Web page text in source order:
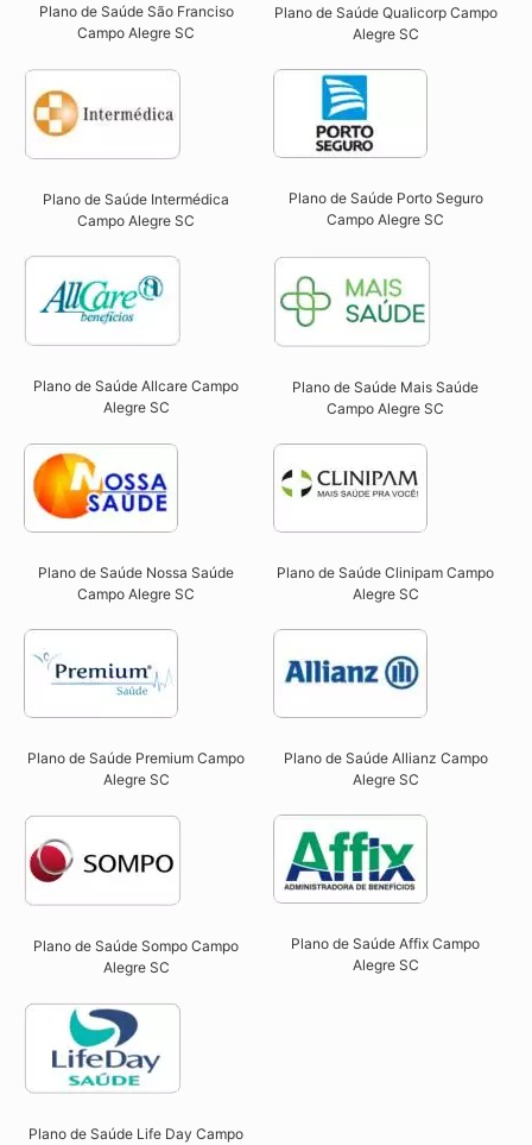
Plano de Saúde São Franciso
Campo Alegre SC​
Plano de Saúde Qualicorp Campo
Alegre SC​
Plano de Saúde Intermédica
Campo Alegre SC​
Plano de Saúde Porto Seguro
Campo Alegre SC​
Plano de Saúde Allcare Campo
Alegre SC​
Plano de Saúde Mais Saúde
Campo Alegre SC
Plano de Saúde Nossa Saúde
Campo Alegre SC​
Plano de Saúde Clinipam Campo
Alegre SC​
Plano de Saúde Premium Campo
Alegre SC​
Plano de Saúde Allianz Campo
Alegre SC​
Plano de Saúde Sompo Campo
Alegre SC​
Plano de Saúde Affix Campo
Alegre SC​
Plano de Saúde Life Day Campo